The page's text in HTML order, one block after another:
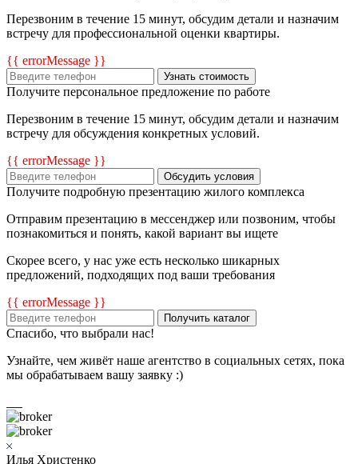
Перезвоним в течение 15 минут, обсудим детали и назначим
встречу для профессиональной оценки квартиры.
{{ errorMessage }}
Узнать стоимость
Получите персональное предложение по работе
Перезвоним в течение 15 минут, обсудим детали и назначим
встречу для обсуждения конкретных условий.
{{ errorMessage }}
Обсудить условия
Получите подробную презентацию жилого комплекса
Отправим презентацию в мессенджер или позвоним, чтобы
познакомиться и понять, какой вариант вы ищете
Скорее всего, у нас уже есть несколько шикарных
предложений, подходящих под ваши требования
{{ errorMessage }}
Получить каталог
Спасибо, что выбрали нас!
Узнайте, чем живёт наше агентство в социальных сетях, пока
мы обрабатываем вашу заявку :)
Илья Христенко